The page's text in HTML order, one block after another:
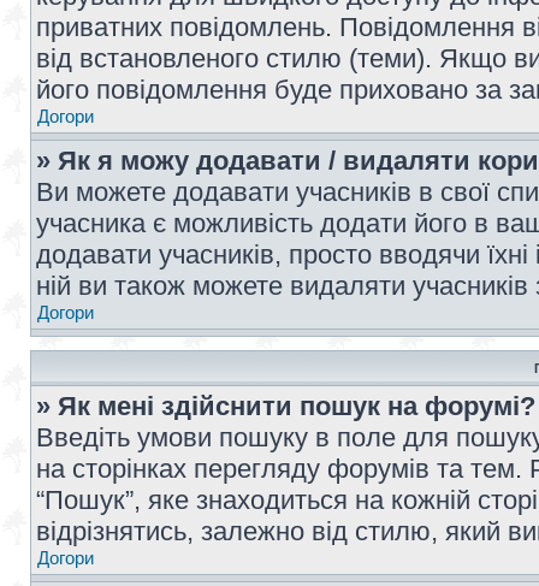
приватних повідомлень. Повідомлення
від встановленого стилю (теми). Якщо
його повідомлення буде приховано за
Догори
» Як я можу додавати / видаляти
Ви можете додавати учасників в свої
учасника є можливість додати його в
додавати учасників, просто вводячи
ній ви також можете видаляти учасників
Догори
» Як мені здійснити пошук на форумі?
Введіть умови пошуку в поле для
на сторінках перегляду форумів та
“Пошук”, яке знаходиться на кожній
відрізнятись, залежно від стилю, який
Догори